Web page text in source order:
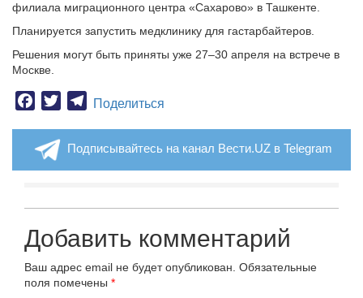
филиала миграционного центра «Сахарово» в Ташкенте.
Планируется запустить медклинику для гастарбайтеров.
Решения могут быть приняты уже 27–30 апреля на встрече в
Москве.
Facebook
TwitterTelegram
Поделиться
Подписывайтесь на канал Вести.UZ в Telegram
Добавить комментарий
Ваш адрес email не будет опубликован. Обязательные
поля помечены *